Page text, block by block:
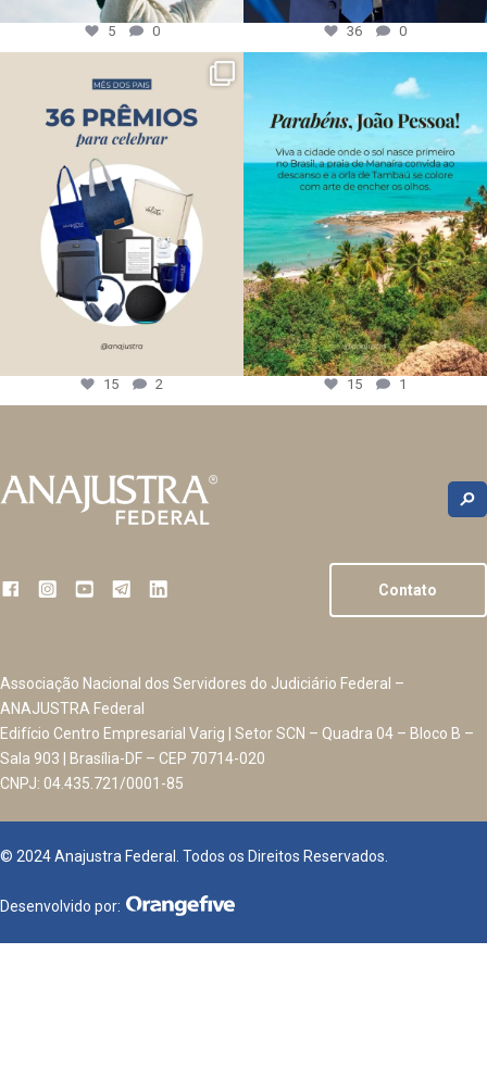
5 0 36 0
15 2 15 1
Contato
Associação Nacional dos Servidores do Judiciário Federal –
ANAJUSTRA Federal
Edifício Centro Empresarial Varig | Setor SCN – Quadra 04 – Bloco B –
Sala 903 | Brasília-DF – CEP 70714-020
CNPJ: 04.435.721/0001-85
© 2024 Anajustra Federal. Todos os Direitos Reservados.
Desenvolvido por: